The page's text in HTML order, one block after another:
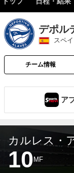
デポル
スペ
チーム情報
ア
カルレス・
10 MF